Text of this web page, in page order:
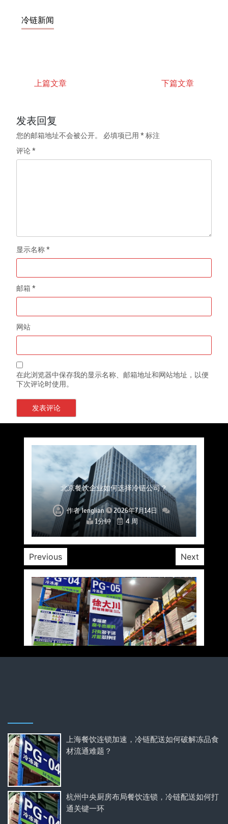
冷链新闻
上篇文章 下篇文章
发表回复
您的邮箱地址不会被公开。 必填项已用*标注
评论*
显示名称*
邮箱*
网站
在此浏览器中保存我的显示名称、邮箱地址和网站地址，以便
下次评论时使用。
上海餐饮连锁加速，冷链配送如何破解冻品食材
流通难题？
作者lenglian
2026年7月14日
1分钟
4 周
杭州中央厨房布局餐饮连锁，冷链配送如何打通
关键一环
作者lenglian
2026年7月14日
1分钟
4 周
北京餐饮企业如何选择冷链公司？
作者lenglian
2026年7月14日
1分钟
4 周
深圳冷链物流如何护航餐饮连锁？冻品食材流通
全解析
作者lenglian
2026年7月14日
1分钟
4 周
北京餐饮仓配一体化的核心价值与落地实践解析
作者lenglian
2026年7月14日
1分钟
4 周
武汉冻品配送三要素：控温、时效、低成本如何
兼得？
作者lenglian
2026年7月14日
1分钟
4 周
重庆冷链布局解冻食材运输密码，餐饮连锁如何
稳控品质？
作者lenglian
2026年7月14日
1分钟
4 周
Previous Next
上海餐饮连锁加速，冷链配送如何破解冻品食
材流通难题？
杭州中央厨房布局餐饮连锁，冷链配送如何打
通关键一环